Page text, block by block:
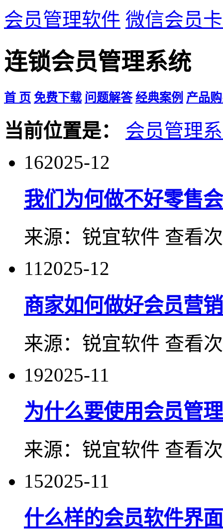
会员管理软件 微信会员
连锁会员管理系统
首 页 免费下载 问题解答 经典案例 产品
当前位置是：
会员管理
162025-12
我们为何做不好零售
来源： 锐宜软件 查看
112025-12
商家如何做好会员营
来源： 锐宜软件 查看
192025-11
为什么要使用会员管
来源： 锐宜软件 查看
152025-11
什么样的会员软件界